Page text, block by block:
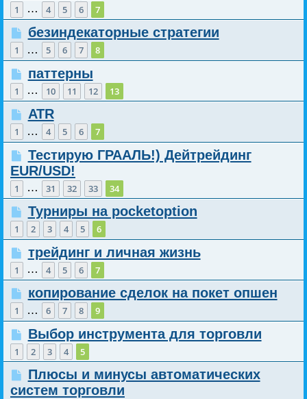
1 … 4 5 6 7
безиндекаторные стратегии
1 … 5 6 7 8
паттерны
1 … 10 11 12 13
ATR
1 … 4 5 6 7
Тестирую ГРААЛЬ!) Дейтрейдинг
EUR/USD!
1 … 31 32 33 34
Турниры на pocketoption
1 2 3 4 5 6
трейдинг и личная жизнь
1 … 4 5 6 7
копирование сделок на покет опшен
1 … 6 7 8 9
Выбор инструмента для торговли
1 2 3 4 5
Плюсы и минусы автоматических
систем торговли